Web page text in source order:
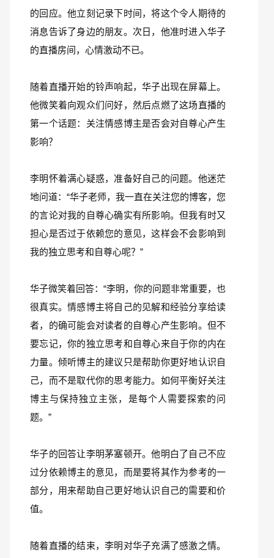
的回应。他立刻记录下时间，将这个令人期待的
消息告诉了身边的朋友。次日，他准时进入华子
的直播房间，心情激动不已。
随着直播开始的铃声响起，华子出现在屏幕上。
他微笑着向观众们问好，然后点燃了这场直播的
第一个话题：关注情感博主是否会对自尊心产生
影响？
李明怀着满心疑惑，准备好自己的问题。他迷茫
地问道：“华子老师，我一直在关注您的博客，您
的言论对我的自尊心确实有所影响。但我有时又
担心是否过于依赖您的意见，这样会不会影响到
我的独立思考和自尊心呢？”
华子微笑着回答：“李明，你的问题非常重要，也
很真实。情感博主将自己的见解和经验分享给读
者，的确可能会对读者的自尊心产生影响。但不
要忘记，你的独立思考和自尊心来自于你的内在
力量。倾听博主的建议只是帮助你更好地认识自
己，而不是取代你的思考能力。如何平衡好关注
博主与保持独立主张，是每个人需要探索的问
题。”
华子的回答让李明茅塞顿开。他明白了自己不应
过分依赖博主的意见，而是要将其作为参考的一
部分，用来帮助自己更好地认识自己的需要和价
值。
随着直播的结束，李明对华子充满了感激之情。